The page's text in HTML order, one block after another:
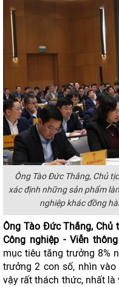
Ông Tào Đức Thắng, Chủ
xác định những sản phẩm
nghiệp khác đồng
Ông Tào Đức Thắng, Chủ
Công nghiệp - Viễn
mục tiêu tăng trưởng 8%
trưởng 2 con số, nhìn
vậy rất thách thức, nhất là